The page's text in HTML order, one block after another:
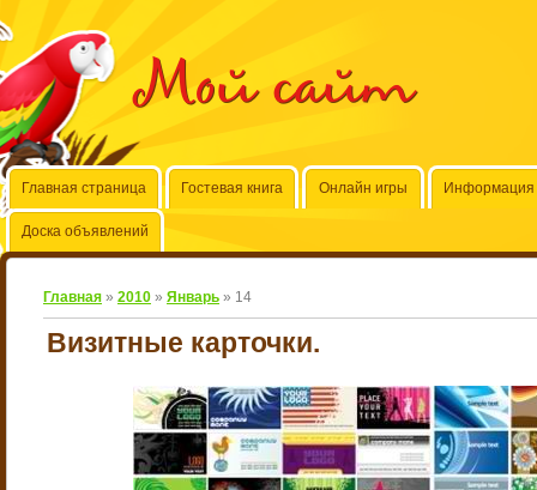
Мой сайт
Главная страница Гостевая книга Онлайн игры Информация
Доска объявлений
Главная » 2010 » Январь » 14
Визитные карточки.